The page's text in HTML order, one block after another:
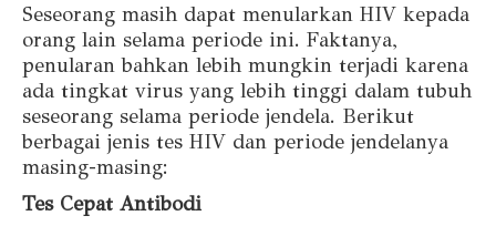
Seseorang masih dapat menularkan HIV kepada
orang lain selama periode ini. Faktanya,
penularan bahkan lebih mungkin terjadi karena
ada tingkat virus yang lebih tinggi dalam tubuh
seseorang selama periode jendela. Berikut
berbagai jenis tes HIV dan periode jendelanya
masing-masing:
Tes Cepat Antibodi